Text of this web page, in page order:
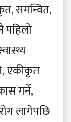
समन्वित,
पहिलो
एकीकृत
गर्ने,
लागेपछि